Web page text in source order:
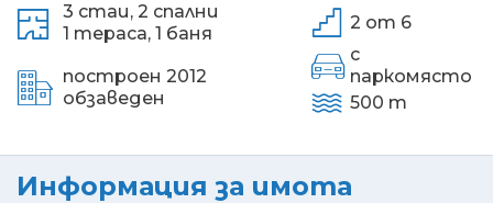
3 стаи, 2 спални
1 тераса, 1 баня
построен 2012
обзаведен
2 от 6
с
паркомясто
500 m
Информация за имота